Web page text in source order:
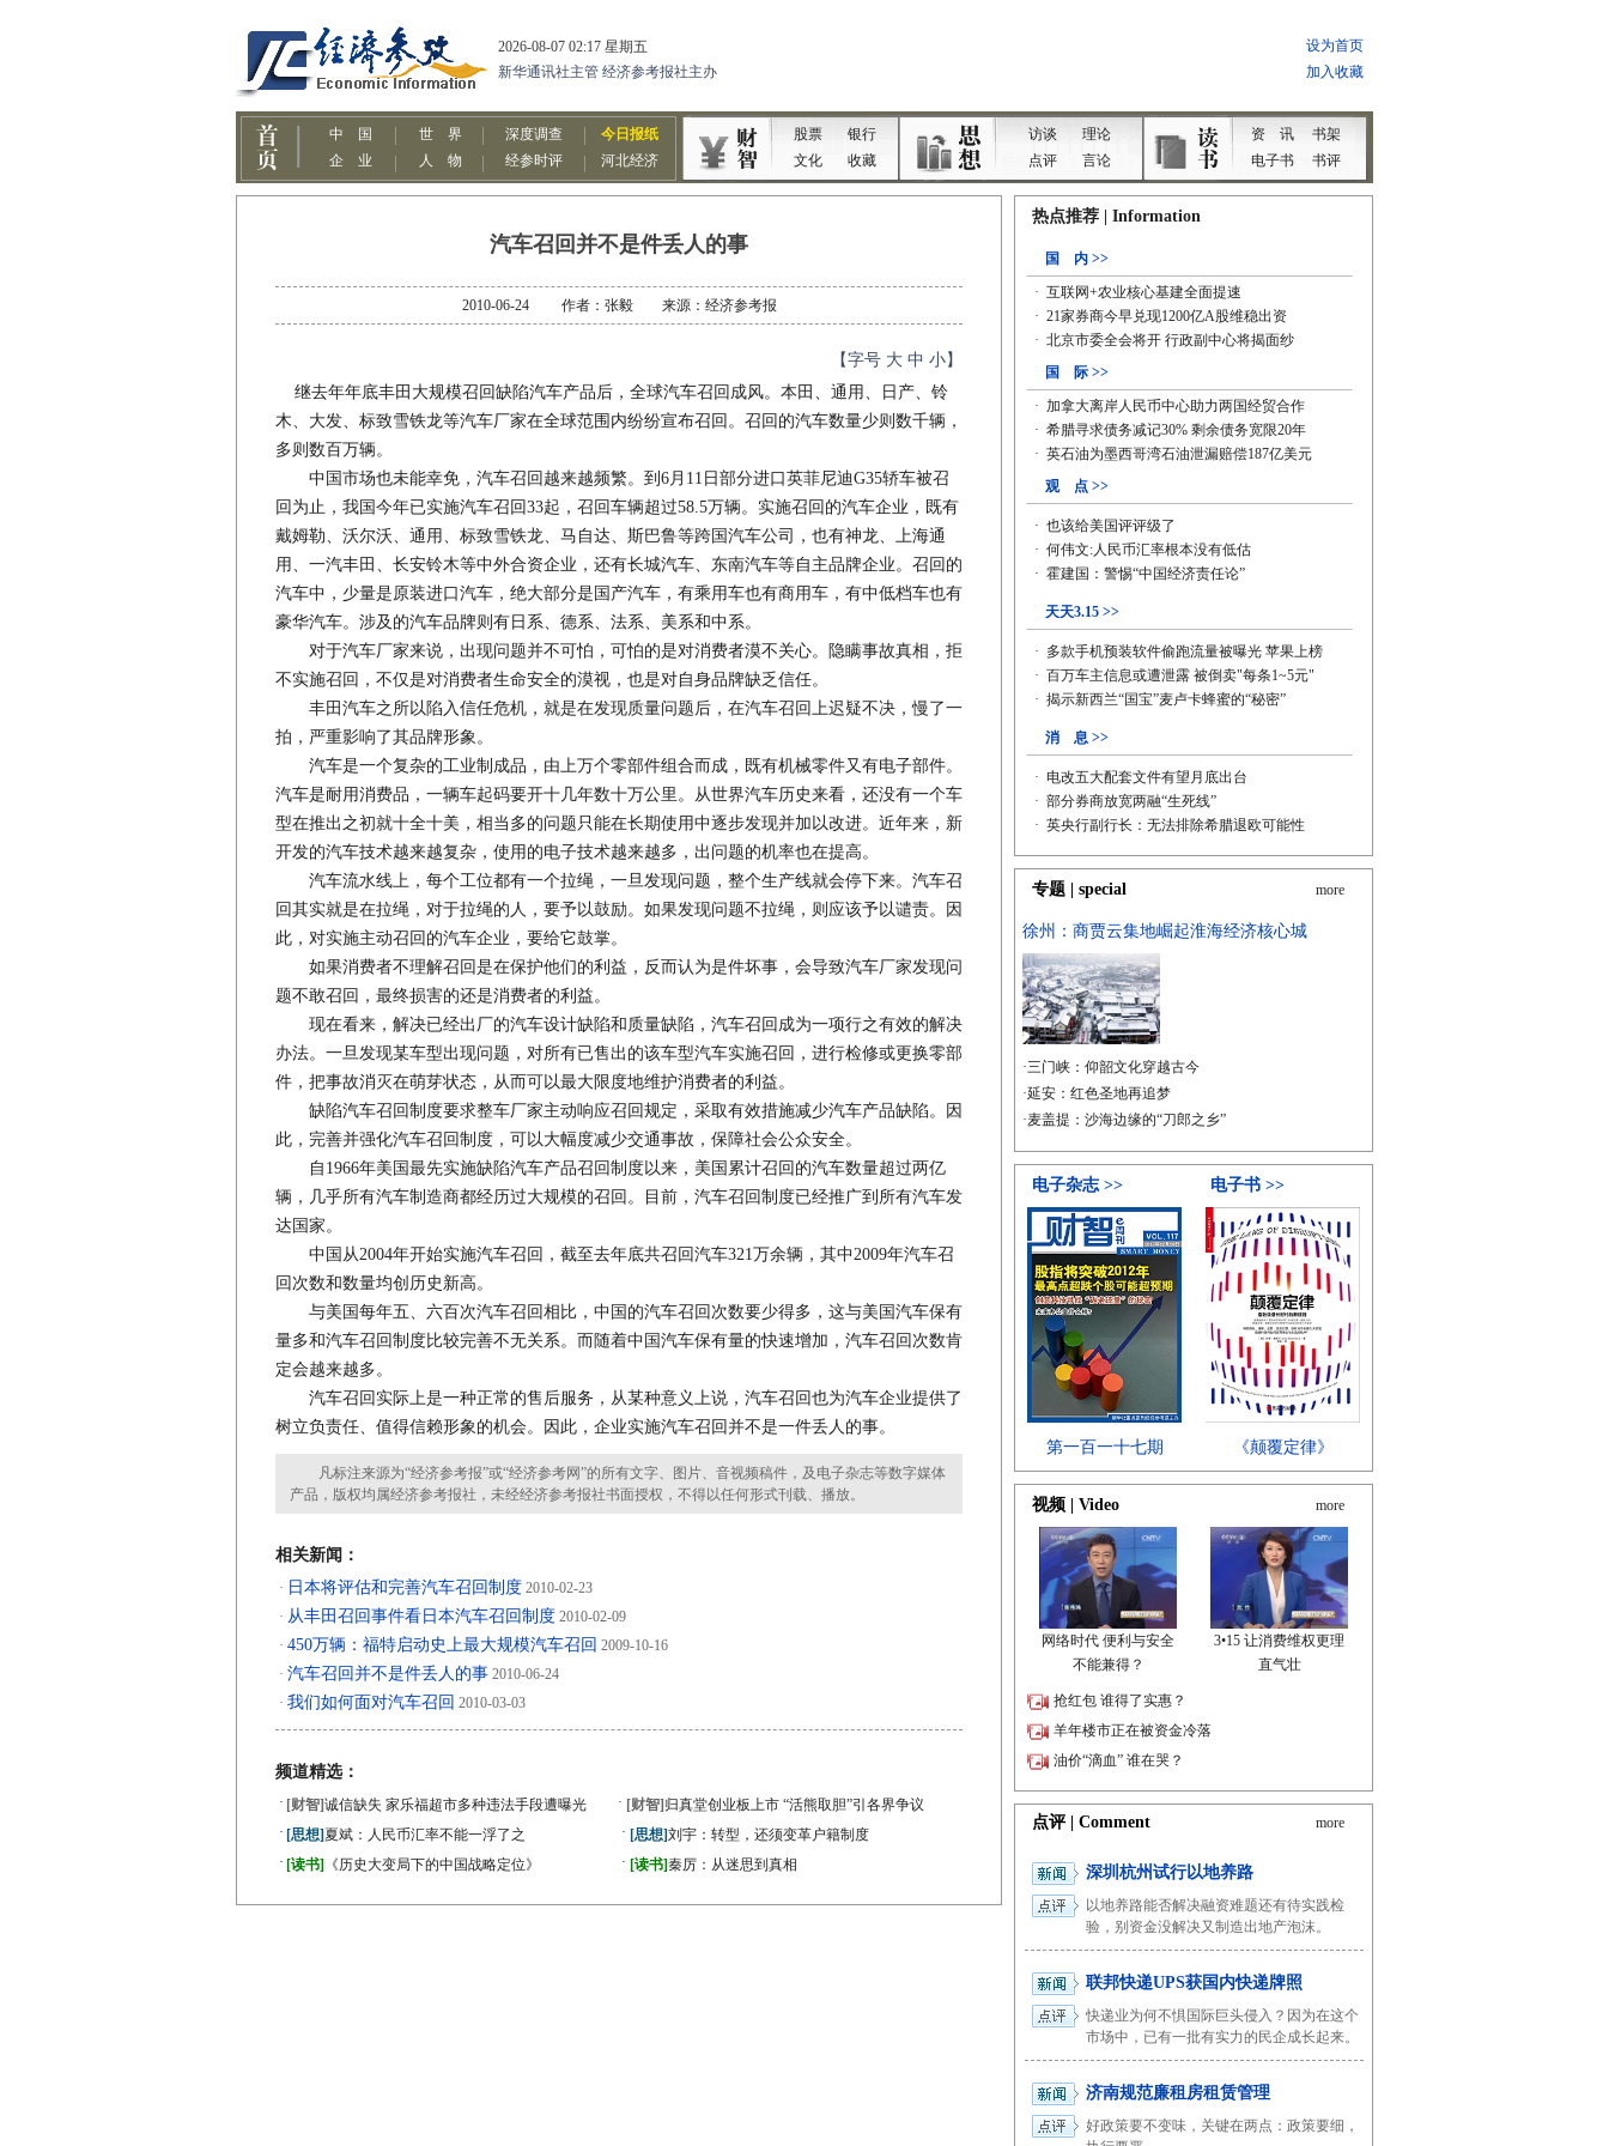
汽车召回并不是件丢人的事
2010-06-24 作者：张毅 来源：经济参考报
【字号 大 中 小】
继去年年底丰田大规模召回缺陷汽车产品后，全球汽车召回成风。本田、通用、日产、铃
木、大发、标致雪铁龙等汽车厂家在全球范围内纷纷宣布召回。召回的汽车数量少则数千辆，
多则数百万辆。
中国市场也未能幸免，汽车召回越来越频繁。到6月11日部分进口英菲尼迪G35轿车被召
回为止，我国今年已实施汽车召回33起，召回车辆超过58.5万辆。实施召回的汽车企业，既有
戴姆勒、沃尔沃、通用、标致雪铁龙、马自达、斯巴鲁等跨国汽车公司，也有神龙、上海通
用、一汽丰田、长安铃木等中外合资企业，还有长城汽车、东南汽车等自主品牌企业。召回的
汽车中，少量是原装进口汽车，绝大部分是国产汽车，有乘用车也有商用车，有中低档车也有
豪华汽车。涉及的汽车品牌则有日系、德系、法系、美系和中系。
对于汽车厂家来说，出现问题并不可怕，可怕的是对消费者漠不关心。隐瞒事故真相，拒
不实施召回，不仅是对消费者生命安全的漠视，也是对自身品牌缺乏信任。
丰田汽车之所以陷入信任危机，就是在发现质量问题后，在汽车召回上迟疑不决，慢了一
拍，严重影响了其品牌形象。
汽车是一个复杂的工业制成品，由上万个零部件组合而成，既有机械零件又有电子部件。
汽车是耐用消费品，一辆车起码要开十几年数十万公里。从世界汽车历史来看，还没有一个车
型在推出之初就十全十美，相当多的问题只能在长期使用中逐步发现并加以改进。近年来，新
开发的汽车技术越来越复杂，使用的电子技术越来越多，出问题的机率也在提高。
汽车流水线上，每个工位都有一个拉绳，一旦发现问题，整个生产线就会停下来。汽车召
回其实就是在拉绳，对于拉绳的人，要予以鼓励。如果发现问题不拉绳，则应该予以谴责。因
此，对实施主动召回的汽车企业，要给它鼓掌。
如果消费者不理解召回是在保护他们的利益，反而认为是件坏事，会导致汽车厂家发现问
题不敢召回，最终损害的还是消费者的利益。
现在看来，解决已经出厂的汽车设计缺陷和质量缺陷，汽车召回成为一项行之有效的解决
办法。一旦发现某车型出现问题，对所有已售出的该车型汽车实施召回，进行检修或更换零部
件，把事故消灭在萌芽状态，从而可以最大限度地维护消费者的利益。
缺陷汽车召回制度要求整车厂家主动响应召回规定，采取有效措施减少汽车产品缺陷。因
此，完善并强化汽车召回制度，可以大幅度减少交通事故，保障社会公众安全。
自1966年美国最先实施缺陷汽车产品召回制度以来，美国累计召回的汽车数量超过两亿
辆，几乎所有汽车制造商都经历过大规模的召回。目前，汽车召回制度已经推广到所有汽车发
达国家。
中国从2004年开始实施汽车召回，截至去年底共召回汽车321万余辆，其中2009年汽车召
回次数和数量均创历史新高。
与美国每年五、六百次汽车召回相比，中国的汽车召回次数要少得多，这与美国汽车保有
量多和汽车召回制度比较完善不无关系。而随着中国汽车保有量的快速增加，汽车召回次数肯
定会越来越多。
汽车召回实际上是一种正常的售后服务，从某种意义上说，汽车召回也为汽车企业提供了
树立负责任、值得信赖形象的机会。因此，企业实施汽车召回并不是一件丢人的事。
凡标注来源为“经济参考报”或“经济参考网”的所有文字、图片、音视频稿件，及电子杂志等数字媒体
产品，版权均属经济参考报社，未经经济参考报社书面授权，不得以任何形式刊载、播放。
相关新闻：
· 日本将评估和完善汽车召回制度 2010-02-23
· 从丰田召回事件看日本汽车召回制度 2010-02-09
· 450万辆：福特启动史上最大规模汽车召回 2009-10-16
· 汽车召回并不是件丢人的事 2010-06-24
· 我们如何面对汽车召回 2010-03-03
频道精选：
· [财智]诚信缺失 家乐福超市多种违法手段遭曝光 · [财智] 归真堂创业板上市 “活熊取胆”引各界争议
· [思想]夏斌：人民币汇率不能一浮了之 · [思想]刘宇：转型，还须变革户籍制度
· [读书] 《历史大变局下的中国战略定位》 · [读书]秦厉：从迷思到真相